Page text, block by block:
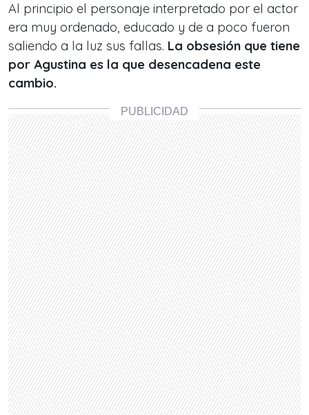
Al principio el personaje interpretado por el actor
era muy ordenado, educado y de a poco fueron
saliendo a la luz sus fallas. La obsesión que tiene
por Agustina es la que desencadena este
cambio.